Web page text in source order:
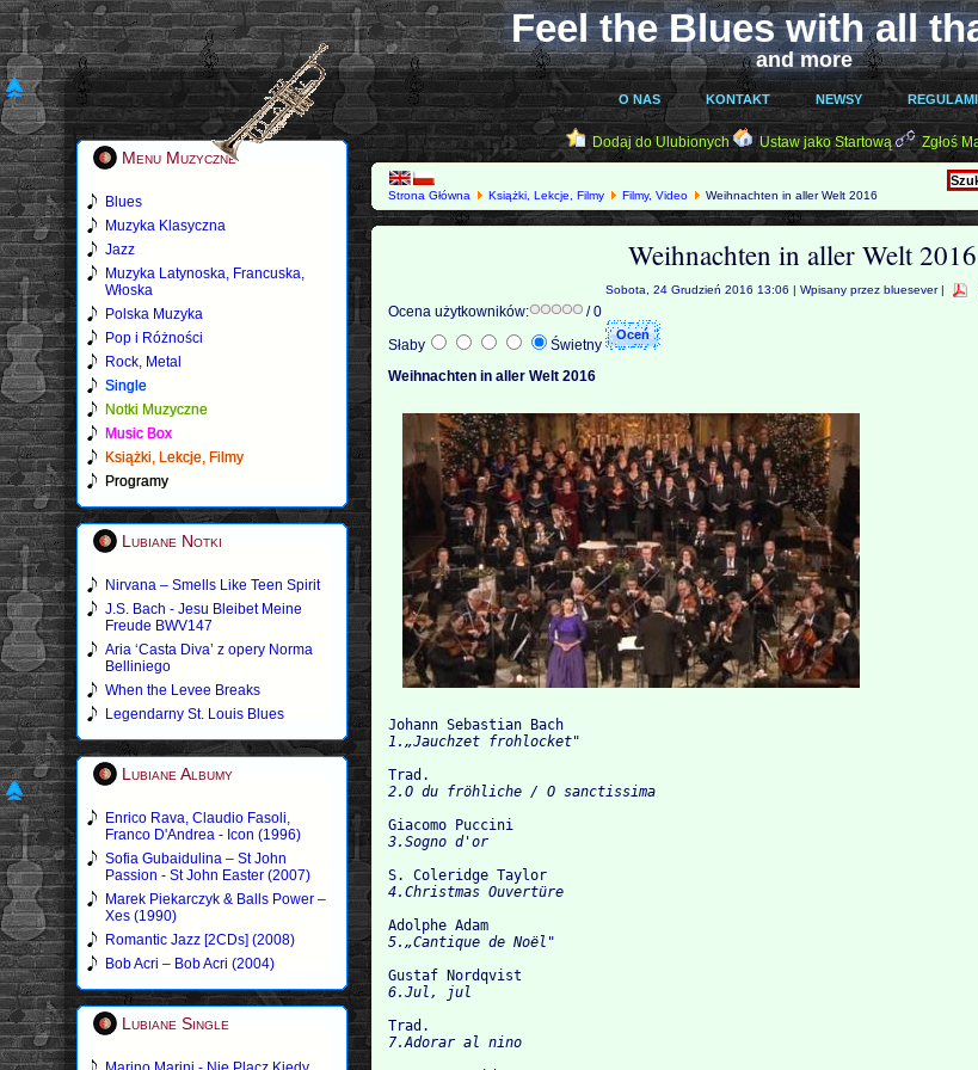
Feel the Blues with all
and more
O NAS KONTAKT NEWSY
Menu Muzyczne
Blues
Muzyka Klasyczna
Jazz
Muzyka Latynoska, Francuska,
Włoska
Polska Muzyka
Pop i Różności
Rock, Metal
Single
Notki Muzyczne
Music Box
Książki, Lekcje, Filmy
Programy
Lubiane Notki
Nirvana – Smells Like Teen Spirit
J.S. Bach - Jesu Bleibet Meine
Freude BWV147
Aria ‘Casta Diva’ z opery Norma
Belliniego
When the Levee Breaks
Legendarny St. Louis Blues
Lubiane Albumy
Enrico Rava, Claudio Fasoli,
Franco D'Andrea - Icon (1996)
Sofia Gubaidulina – St John
Passion - St John Easter (2007)
Marek Piekarczyk & Balls Power –
Xes (1990)
Romantic Jazz [2CDs] (2008)
Bob Acri – Bob Acri (2004)
Lubiane Single
Dodaj do Ulubionych Ustaw jako Startową Zgłoś
Strona Główna Książki, Lekcje, Filmy Filmy, Video Weihnachten in aller Welt 2016
Weihnachten in aller Welt 2016
Sobota, 24 Grudzień 2016 13:06 | Wpisany przez bluesever |
Ocena użytkowników:
/ 0
Słaby
Świetny
Weihnachten in aller Welt 2016
Johann Sebastian Bach
Trad.
Giacomo Puccini
S. Coleridge Taylor
Adolphe Adam
Gustaf Nordqvist
Trad.